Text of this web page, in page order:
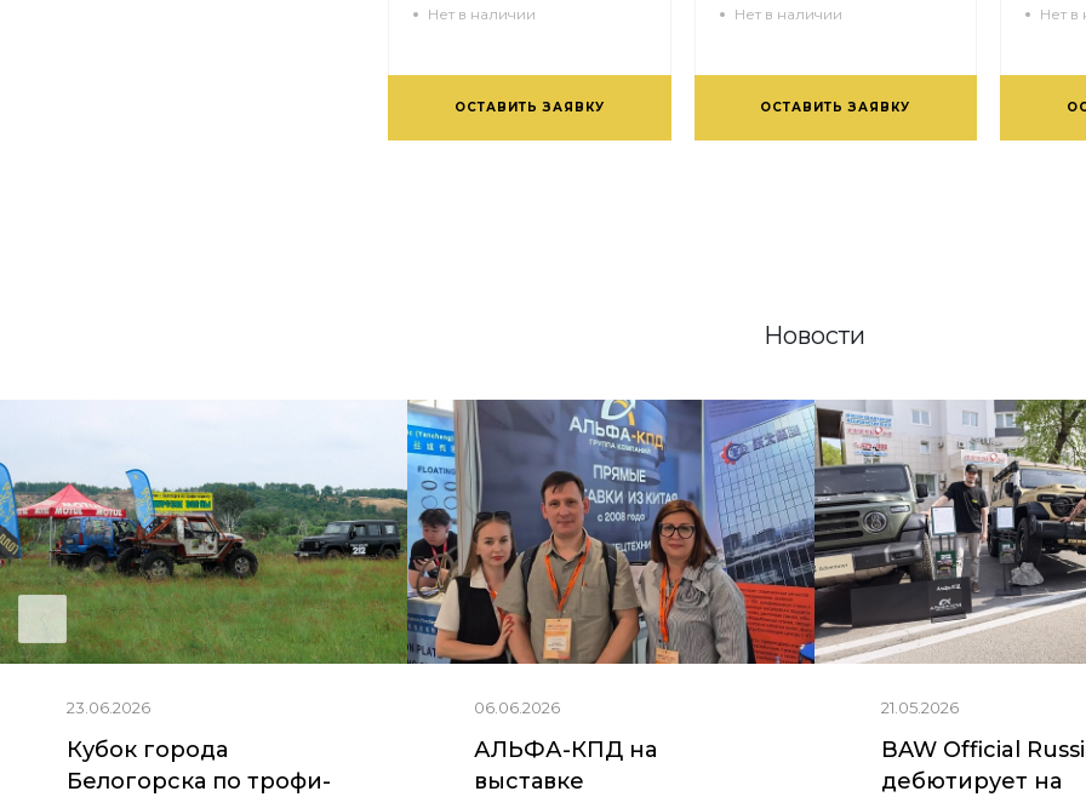
Нет в наличии
ОСТАВИТЬ ЗАЯВКУ
Нет в наличии
ОСТАВИТЬ ЗАЯВКУ
Нет в
Новости
23.06.2026
Кубок города
Белогорска по трофи-
06.06.2026
АЛЬФА-КПД на
выставке
21.05.2026
BAW Official
дебютирует на